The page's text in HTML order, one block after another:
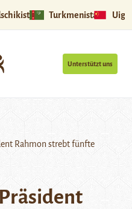
Turkmenistan
Unterstützt uns
Rahmon strebt fünfte